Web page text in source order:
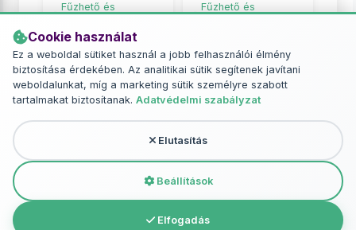
Cookie használat
Ez a weboldal sütiket használ a jobb felhasználói élmény
biztosítása érdekében. Az analitikai sütik segítenek javítani
weboldalunkat, míg a marketing sütik személyre szabott
tartalmakat biztosítanak. Adatvédelmi szabályzat
Elutasítás
Beállítások
Elfogadás
Fűzhető és
2 049 Ft
RÉSZLETEK
Fűzhető és
2 649 Ft
RÉSZLETEK
További termékek - Fűzhető és
vasalható gyöngyök